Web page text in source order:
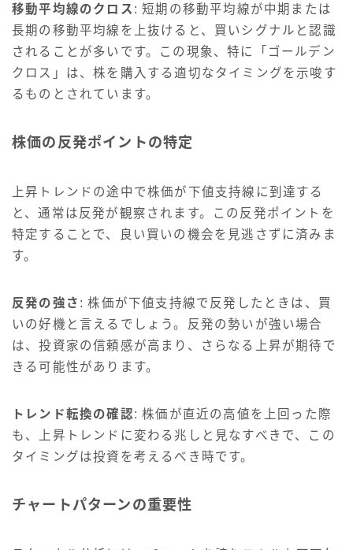
移動平均線のクロス : 短期の移動平均線が中期または
長期の移動平均線を上抜けると、買いシグナルと認識
されることが多いです。この現象、特に「ゴールデン
クロス」は、株を購入する適切なタイミングを示唆す
るものとされています。
株価の反発ポイントの特定
上昇トレンドの途中で株価が下値支持線に到達する
と、通常は反発が観察されます。この反発ポイントを
特定することで、良い買いの機会を見逃さずに済みま
す。
反発の強さ : 株価が下値支持線で反発したときは、買
いの好機と言えるでしょう。反発の勢いが強い場合
は、投資家の信頼感が高まり、さらなる上昇が期待で
きる可能性があります。
トレンド転換の確認: 株価が直近の高値を上回った際
も、上昇トレンドに変わる兆しと見なすべきで、この
タイミングは投資を考えるべき時です。
チャートパターンの重要性